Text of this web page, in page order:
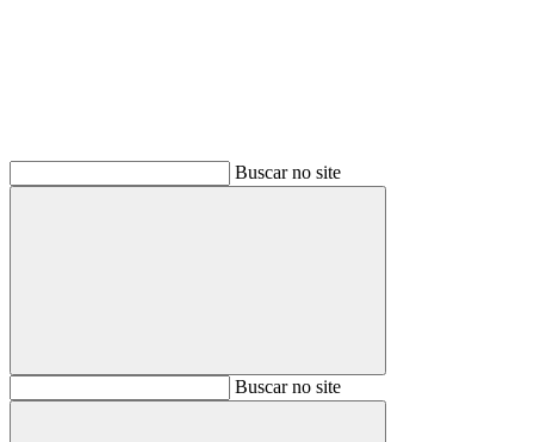
Buscar no site
BuscarBuscar no site